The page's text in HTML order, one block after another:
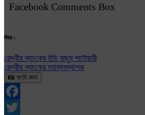
Facebook Comments Box
বিষয় :
কেন্দ্রীয় ব্যাংকের ইডি মাছুম পাটোয়ারী
কেন্দ্রীয় ব্যাংকের মহাব্যবস্থাপক
📸 ফটো কার্ড
Facebook